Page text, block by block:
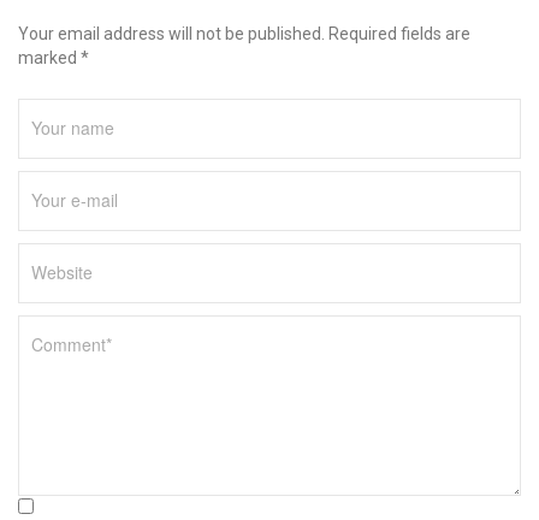
Your email address will not be published. Required fields are
marked *